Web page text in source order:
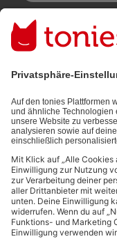
Mit dem Absenden
auf den von dir
informationen) und den